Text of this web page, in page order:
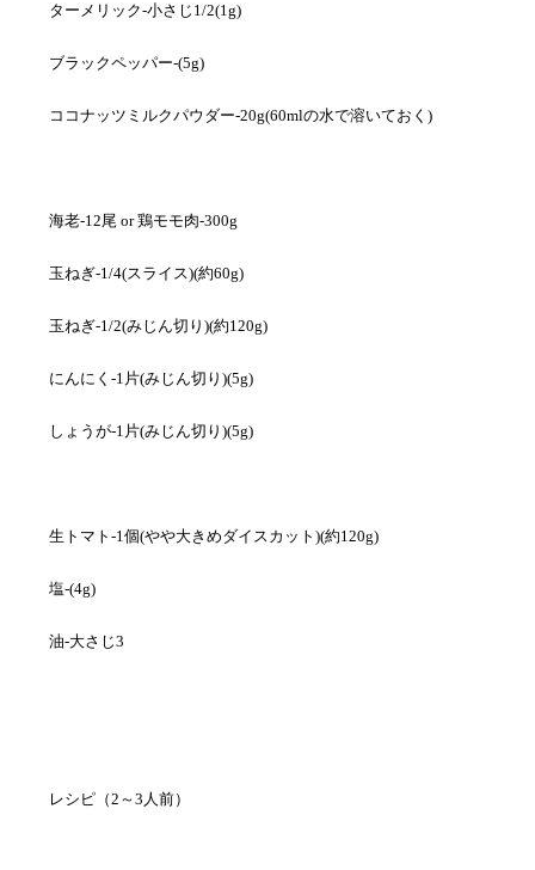
ターメリック-小さじ1/2(1g)
ブラックペッパー-(5g)
ココナッツミルクパウダー-20g(60mlの水で溶いておく)
海老-12尾 or 鶏モモ肉-300g
玉ねぎ-1/4(スライス)(約60g)
玉ねぎ-1/2(みじん切り)(約120g)
にんにく-1片(みじん切り)(5g)
しょうが-1片(みじん切り)(5g)
生トマト-1個(やや大きめダイスカット)(約120g)
塩-(4g)
油-大さじ3
レシピ（2～3人前）